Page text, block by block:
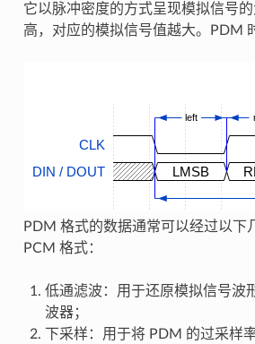
它以脉冲密度的方式呈现模拟信号
高，对应的模拟信号值越大。PDM
CLK
DIN / DOUT
LMSB
left
PDM 格式的数据通常可以经过以下
PCM 格式：
低通滤波：用于还原模拟信号波
波器；
下采样：用于将 PDM 的过采样